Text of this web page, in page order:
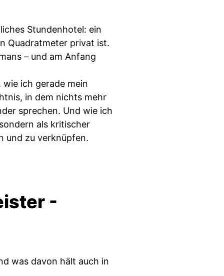
Stundenhotel: ein
Quadratmeter privat ist.
– und am Anfang
ich gerade mein
in dem nichts mehr
sprechen. Und wie ich
als kritischer
und zu verknüpfen.
-
was davon hält auch in